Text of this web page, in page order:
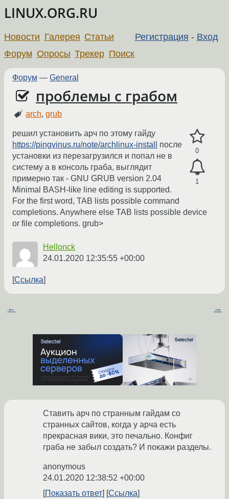
LINUX.ORG.RU
Регистрация - Вход
Новости Галерея Статьи
Форум Опросы Трекер Поиск
Форум — General
проблемы с грабом
arch,grub
0
1
решил установить арч по этому гайду
https://pingvinus.ru/note/archlinux-install
после
установки из перезагрузился и попал не в
систему а в консоль граба, выглядит
примерно так - GNU GRUB version 2.04
Minimal BASH-like line editing is supported.
For the first word, TAB lists possible command
completions. Anywhere else TAB lists possible device
or file completions. grub>
Hellonck
24.01.2020 12:35:55 +00:00
Ссылка
← →
Ставить арч по странным гайдам со
странных сайтов, когда у арча есть
прекрасная вики, это печально. Конфиг
граба не забыл создать? И покажи разделы.
anonymous
24.01.2020 12:38:52 +00:00
Показать ответ
Ссылка